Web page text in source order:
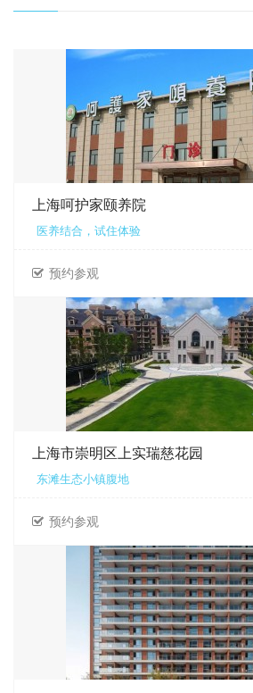
上海呵护家颐养院
医养结合，试住体验
预约参观
上海市崇明区上实瑞慈花园
东滩生态小镇腹地
预约参观